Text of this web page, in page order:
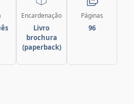
Encardenação
Livro
brochura
(paperback)
Páginas
96